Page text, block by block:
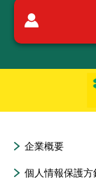
企業概要
個人情報保護方